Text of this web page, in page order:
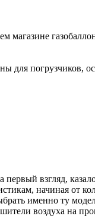
магазине
для погрузчиков,
взгляд,
начиная от
именно ту
воздуха на